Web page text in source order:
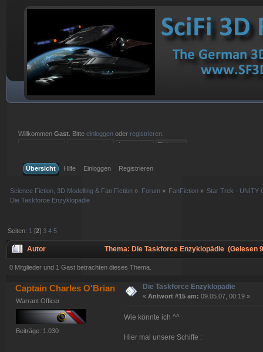
WillkommenGast . Bitteeinloggen oder registrieren
Übersicht
Hilfe Einloggen Registrieren
Science Fiction, 3D Modelling & Fan Fiction » Forum» FanFiction » Star Trek - UNITY
Die Taskforce Enzyklopädie
Seiten: 1 [2]3 4 5
Autor Thema: Die Taskforce Enzyklopädie (Gelesen
0 Mitglieder und 1 Gast betrachten dieses Thema.
Captain Charles O'Brian
Warrant Officer
Beiträge: 1.030
Die Taskforce Enzyklopädie
« Antwort #15 am: 09.05.07, 00:19 »
Wie könnte ich ^^
Hier mal unsere Schiffe :